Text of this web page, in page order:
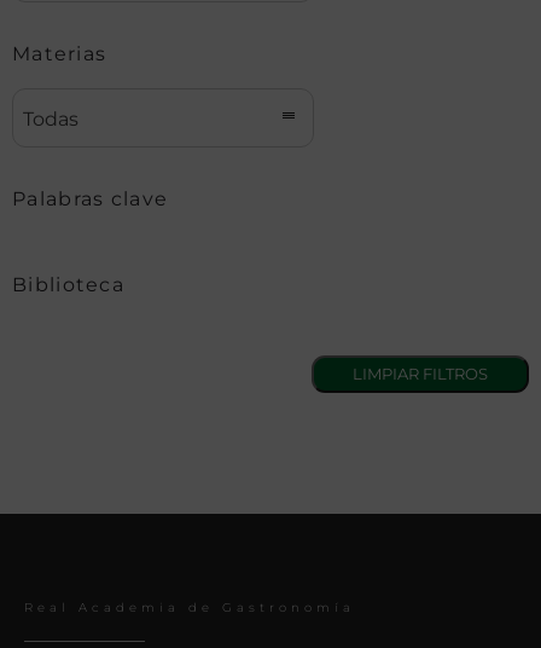
Materias
Todas
Palabras clave
Biblioteca
Real Academia de Gastronomía